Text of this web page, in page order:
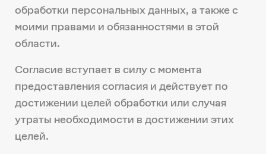
обработки персональных данных, а также с
моими правами и обязанностями в этой
области.
Согласие вступает в силу с момента
предоставления согласия и действует по
достижении целей обработки или случая
утраты необходимости в достижении этих
целей.